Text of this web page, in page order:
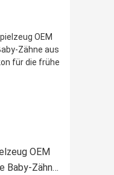
OEM
Baby-Zähne